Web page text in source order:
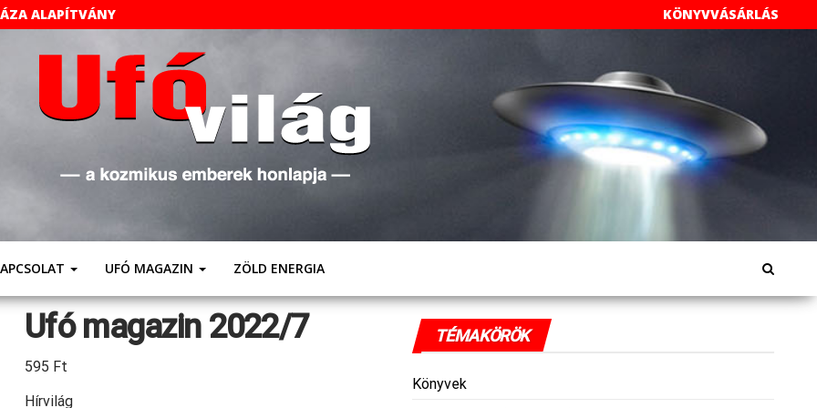
ALAPÍTVÁNY KÖNYVVÁSÁRLÁS
Emberek
Weboldala
UFÓ MAGAZIN ZÖLD ENERGIA
Ufó magazin 2022/7
595 Ft
Hírvilág
TÉMAKÖRÖK
Könyvek